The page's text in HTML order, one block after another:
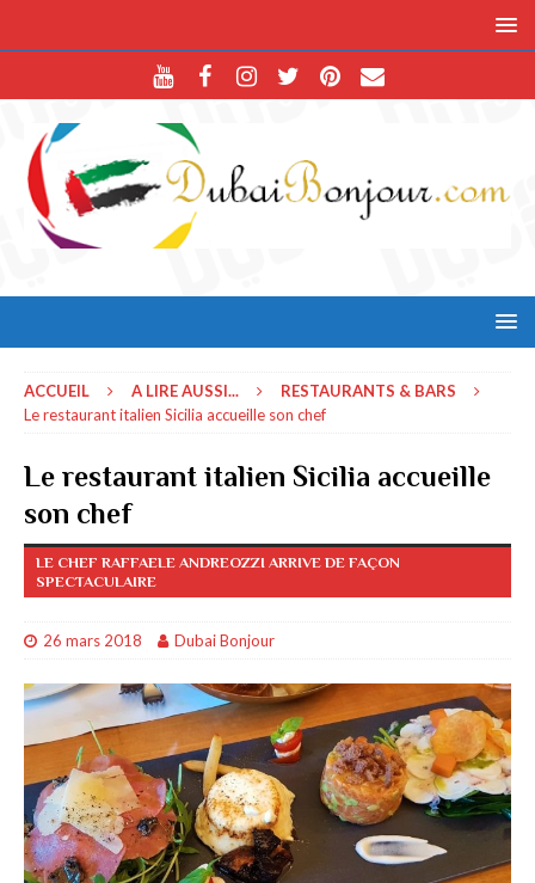
ACCUEIL A LIRE AUSSI...
RESTAURANTS & BARS
Le restaurant italien Sicilia accueille son chef
Le restaurant italien Sicilia accueille
son chef
LE CHEF RAFFAELE ANDREOZZI ARRIVE DE FAÇON
SPECTACULAIRE
26 mars 2018 Dubai Bonjour